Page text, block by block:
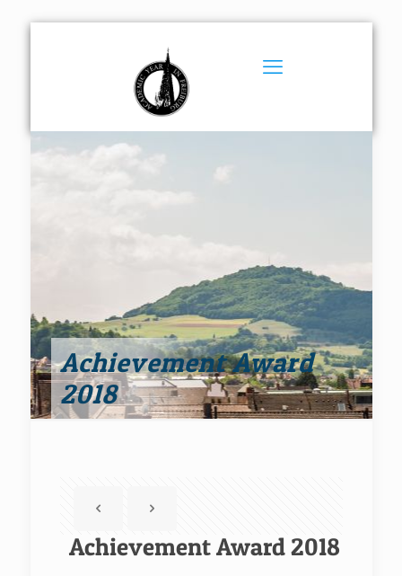
Achievement Award
2018
Achievement Award 2018